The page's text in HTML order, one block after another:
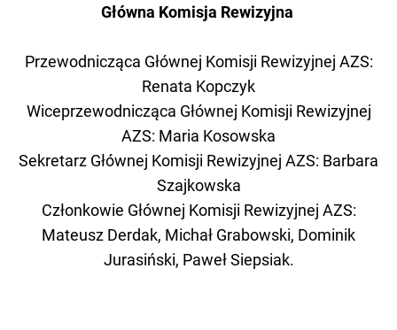
Główna Komisja Rewizyjna
Przewodnicząca Głównej Komisji Rewizyjnej AZS:
Renata Kopczyk
Wiceprzewodnicząca Głównej Komisji Rewizyjnej
AZS: Maria Kosowska
Sekretarz Głównej Komisji Rewizyjnej AZS: Barbara
Szajkowska
Członkowie Głównej Komisji Rewizyjnej AZS:
Mateusz Derdak, Michał Grabowski, Dominik
Jurasiński, Paweł Siepsiak.